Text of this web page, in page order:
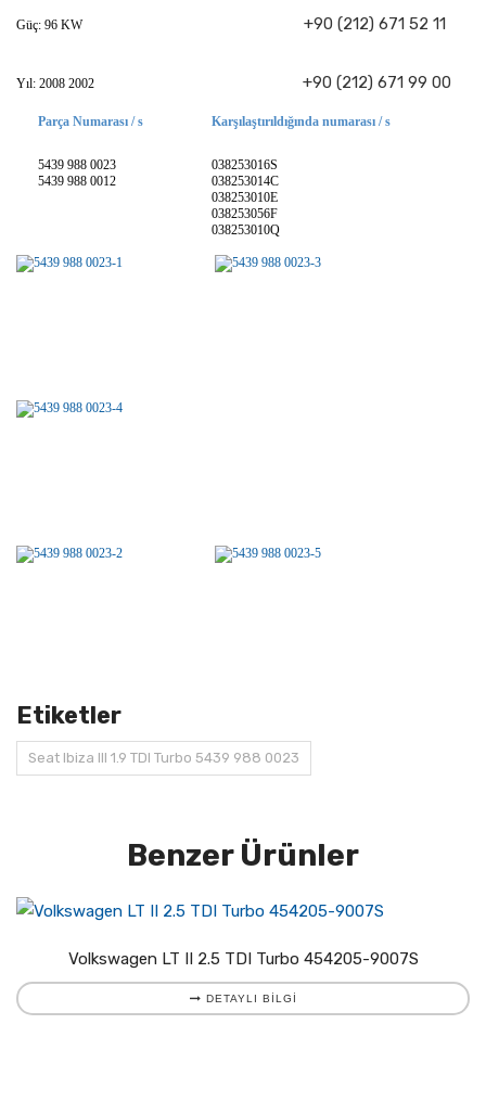
Güç: 96 KW +90 (212) 671 52 11
Yıl: 2008 2002 +90 (212) 671 99 00
Parça Numarası / s
5439 988 0023
5439 988 0012
Karşılaştırıldığında numarası / s
038253016S
038253014C
038253010E
038253056F
038253010Q
Etiketler
Seat Ibiza III 1.9 TDI Turbo 5439 988 0023
Benzer Ürünler
Volkswagen LT II 2.5 TDI Turbo 454205-9007S
DETAYLI BILGI